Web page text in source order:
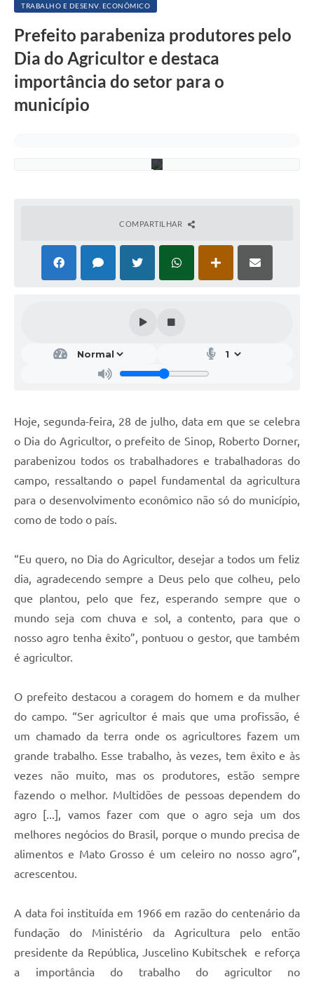
TRABALHO E DESENV. ECONÔMICO
Prefeito parabeniza produtores pelo
Dia do Agricultor e destaca
importância do setor para o
município
e
l
n
B
COMPARTILHAR
Hoje, segunda-feira, 28 de julho, data em que se celebra
o Dia do Agricultor, o prefeito de Sinop, Roberto Dorner,
parabenizou todos os trabalhadores e trabalhadoras do
campo, ressaltando o papel fundamental da agricultura
para o desenvolvimento econômico não só do município,
como de todo o país.
“Eu quero, no Dia do Agricultor, desejar a todos um feliz
dia, agradecendo sempre a Deus pelo que colheu, pelo
que plantou, pelo que fez, esperando sempre que o
mundo seja com chuva e sol, a contento, para que o
nosso agro tenha êxito”, pontuou o gestor, que também
é agricultor.
O prefeito destacou a coragem do homem e da mulher
do campo. “Ser agricultor é mais que uma profissão, é
um chamado da terra onde os agricultores fazem um
grande trabalho. Esse trabalho, às vezes, tem êxito e às
vezes não muito, mas os produtores, estão sempre
fazendo o melhor. Multidões de pessoas dependem do
agro [...], vamos fazer com que o agro seja um dos
melhores negócios do Brasil, porque o mundo precisa de
alimentos e Mato Grosso é um celeiro no nosso agro”,
acrescentou.
A data foi instituída em 1966 em razão do centenário da
fundação do Ministério da Agricultura pelo então
presidente da República, Juscelino Kubitschek e reforça
a importância do trabalho do agricultor no